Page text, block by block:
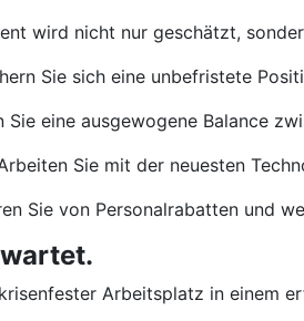
wird nicht nur geschätzt,
Sie sich eine unbefristete
Sie eine ausgewogene Balance
Sie mit der neuesten
Sie von Personalrabatten und
Arbeitsplatz in einem